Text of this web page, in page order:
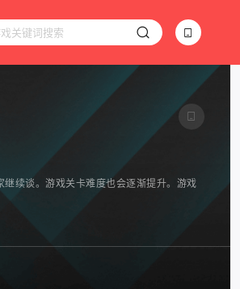
续谈。游戏关卡难度也会逐渐提升。游戏